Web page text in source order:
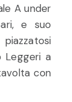
A under
e suo
Leggeri a
con